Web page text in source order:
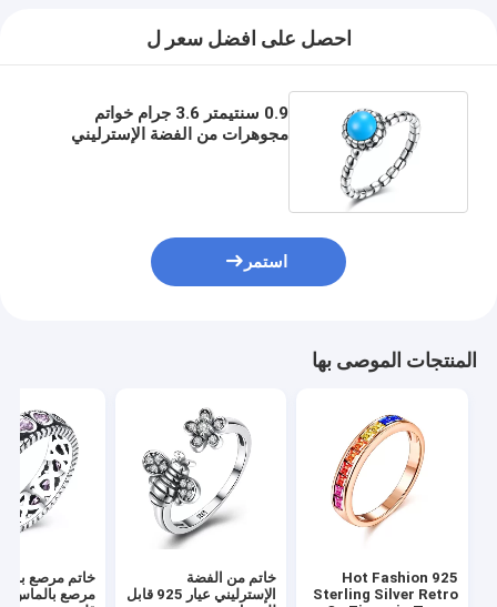
احصل على افضل سعر ل
0.9 سنتيمتر 3.6 جرام خواتم
مجوهرات من الفضة الإسترليني
استمر
المنتجات الموصى بها
Hot Fashion 925
Sterling Silver Retro
خاتم من الفضة
الإسترليني عيار 925 قابل
خاتم مرصع
مرصع بالماس